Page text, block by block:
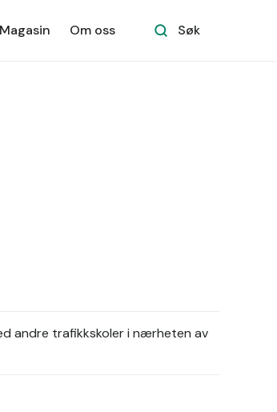
Magasin Om oss Søk
andre trafikkskoler i nærheten av